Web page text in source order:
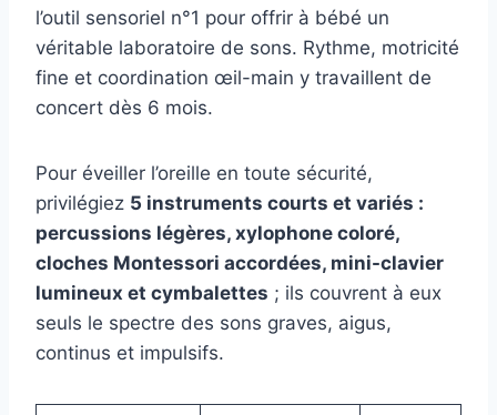
l’outil sensoriel n°1 pour offrir à bébé un
véritable laboratoire de sons. Rythme, motricité
fine et coordination œil-main y travaillent de
concert dès 6 mois.
Pour éveiller l’oreille en toute sécurité,
privilégiez 5 instruments courts et variés :
percussions légères, xylophone coloré,
cloches Montessori accordées, mini-clavier
lumineux et cymbalettes ; ils couvrent à eux
seuls le spectre des sons graves, aigus,
continus et impulsifs.